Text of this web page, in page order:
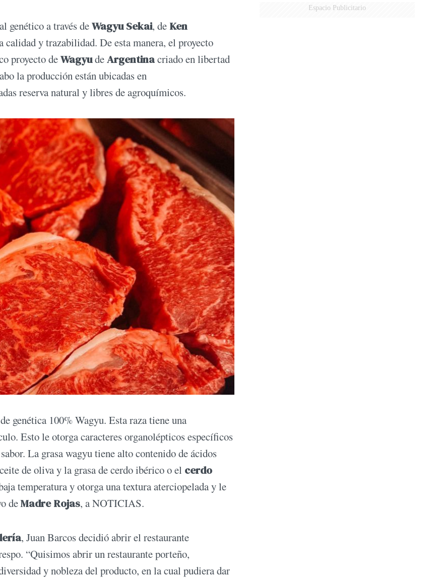
genético a través deWagyu Sekai, de Ken
calidad y trazabilidad. De esta manera, el proyecto
proyecto deWagyudeArgentinacriado en libertad
la producción están ubicadas en
reserva natural y libres de agroquímicos.
genética 100% Wagyu. Esta raza tiene una
Esto le otorga caracteres organolépticos específicos
La grasa wagyu tiene alto contenido de ácidos
de oliva y la grasa de cerdo ibérico o el cerdo
temperatura y otorga una textura aterciopelada y le
deMadre Rojas, a NOTICIAS.
, Juan Barcos decidió abrir el restaurante
“Quisimos abrir un restaurante porteño,
y nobleza del producto, en la cual pudiera dar
Espacio Publicitario